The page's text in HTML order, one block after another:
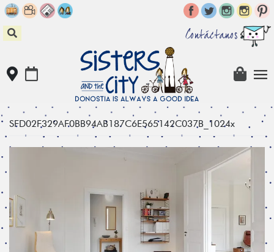
Skip
to
content
Contáctanos
SFD02F329AF0BB94AB187C6E565142C037B_1024x